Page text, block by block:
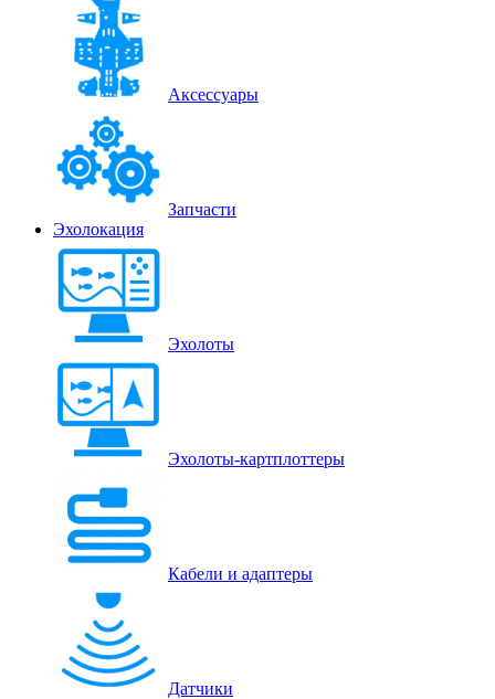
Аксессуары
Запчасти
Эхолокация
Эхолоты
Эхолоты-картплоттеры
Кабели и адаптеры
Датчики